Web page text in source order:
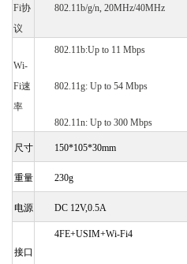
Fi协
议
802.11b/g/n, 20MHz/40MHz
Wi-
Fi速
率
802.11b:Up to 11 Mbps
802.11g: Up to 54 Mbps
802.11n: Up to 300 Mbps
尺寸 150*105*30mm
重量 230g
电源 DC 12V,0.5A
接口
4FE+USIM+Wi-Fi4